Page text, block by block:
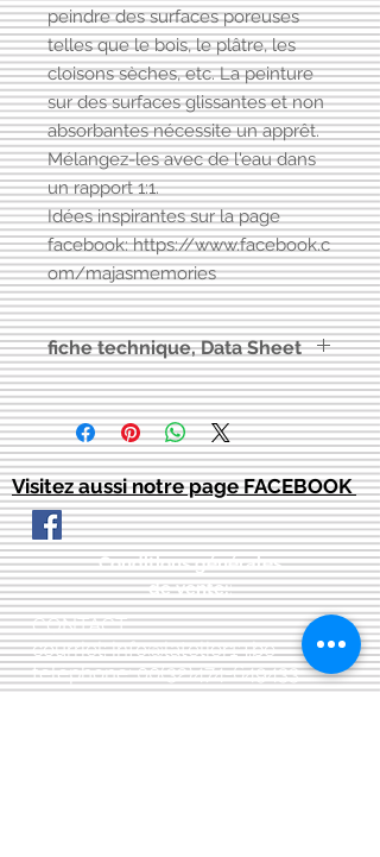
peindre des surfaces poreuses
telles que le bois, le plâtre, les
cloisons sèches, etc. La peinture
sur des surfaces glissantes et non
absorbantes nécessite un apprêt.
Mélangez-les avec de l'eau dans
un rapport 1:1.
Idées inspirantes sur la page
facebook: https://www.facebook.c
om/majasmemories
fiche technique, Data Sheet
Versfiche technique Milkpaint
Maja's Memories
Visitez aussi notre page FACEBOOK
Conditions générales
de vente::
CONTACT:
courriel:info@latelier13.be
téléphone:00(32)474-649433